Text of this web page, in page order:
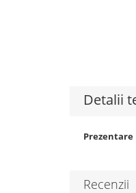
Detalii
Prezentare
Recenzii